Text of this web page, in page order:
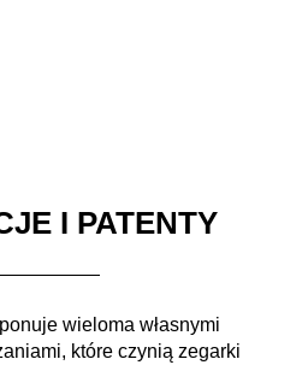
I PATENTY
wieloma własnymi
które czynią zegarki